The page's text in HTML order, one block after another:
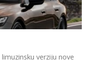
verziju nove